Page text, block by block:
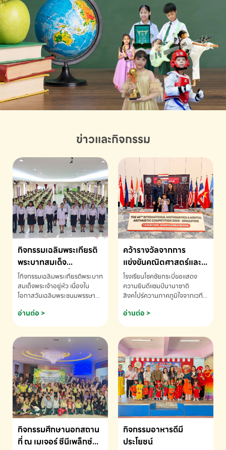
ข่าวและกิจกรรม
กิจกรรมเฉลิมพระเกียรติ
พระบาทสมเด็จ
พระเจ้าอยู่หัว เนื่องใน
โอกาสวันเฉลิม
พระชนมพรรษา
โกิจกรรมเฉลิมพระเกียรติพระบาท
สมเด็จพระเจ้าอยู่หัว เนื่องใน
โอกาสวันเฉลิมพระชนมพรรษา
ข้อมูลเพิ่มเติม โทร. 075-691910
อ่านต่อ >
คว้ารางวัลจากการ
แข่งขันคณิตศาสตร์และ
คณิตคิดเร็วนานาชาติ
ครั้งที่ 46 ประจำปี 2569
ณ ประเทศสิงคโปร์
โรงเรียนโชคชัยกระบี่ขอแสดง
ความยินดีแชมป์นานาชาติ
สิงคโปร์ความภาคภูมิใจจากเวที
ด.ช.พัทธนันท์ พรหมพันธ์ ชั้น
อนุบาล EP K3 โรงเรียนโชคชัย
แข่งขันคณิตศาสตร์และคณิตคิด
เร็วนานาชาติ ครั้งที่ 46 ประจำปี
2569 ณ ประเทศสิงคโปร์
INTERNATIONAL
MATHEMATICS AND
MENTAL ARITHMETIC
COMPETITION 2026 - ถ้วย
รางวัลรองชนะเลิศอันดับที่ 2
Mental Arithmetic
Competition K2 - ถ้วยรางวัล
รองชนะเลิศอันดับที่ 2 Mental
อ่านต่อ >
กิจกรรมศึกษานอกสถาน
ที่ ณ เมเจอร์ ซีนีเพล็กซ์
กิจกรรมอาหารดีมี
ประโยชน์